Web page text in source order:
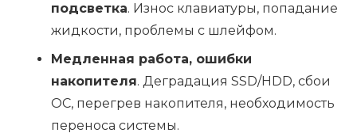
подсветка. Износ клавиатуры, попадание
жидкости, проблемы с шлейфом.
Медленная работа, ошибки
накопителя. Деградация SSD/HDD, сбои
ОС, перегрев накопителя, необходимость
переноса системы.